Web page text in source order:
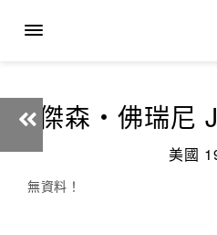
傑森・佛瑞尼
美國
無資料！